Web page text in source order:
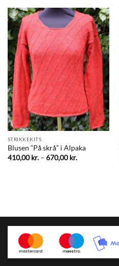
STRIKKEKITS
Blusen “På skrå” i Alpaka
410,00kr. – 670,00kr.Prisinterval: